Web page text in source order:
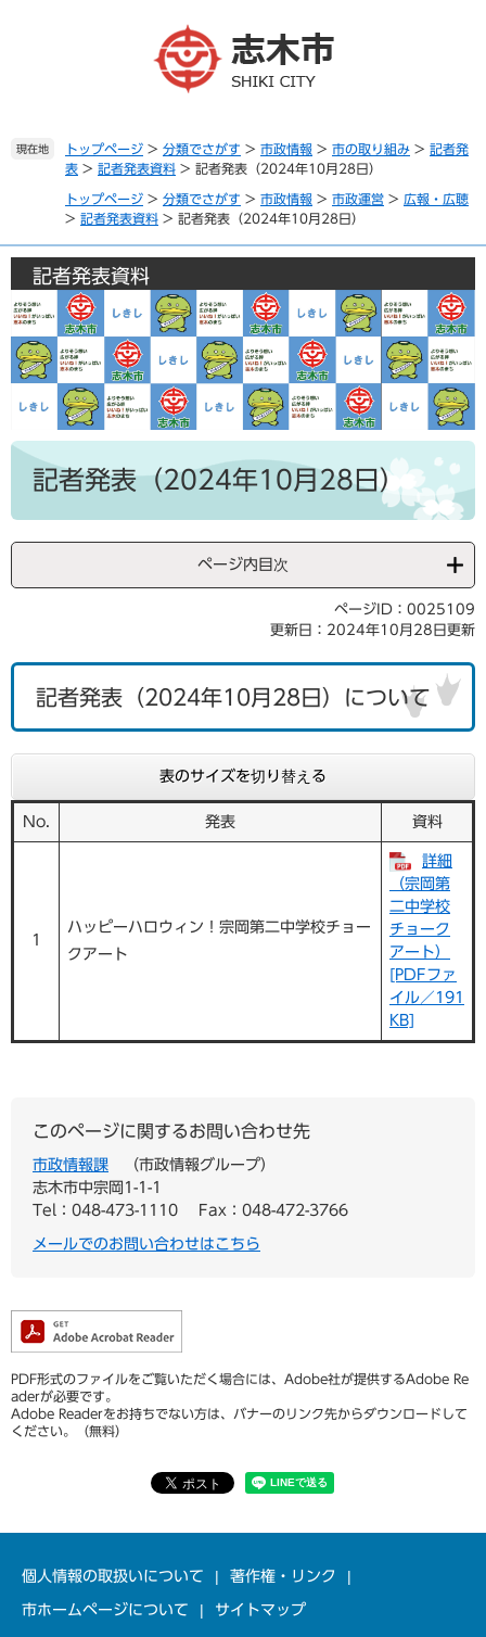
へ
現在地 トップページ > 分類でさがす > 市政情報 > 市の取り組み > 記者発
表 > 記者発表資料 > 記者発表（2024年10月28日）
トップページ > 分類でさがす > 市政情報 > 市政運営 > 広報・広聴
> 記者発表資料 > 記者発表（2024年10月28日）
記者発表資料
本
記者発表（2024年10月28日）
ページ内目次
ページID：0025109
更新日：2024年10月28日更新
記者発表（2024年10月28日）について
表のサイズを切り替える
No. 発表 資料
1
ハッピーハロウィン！宗岡第二中学校チョー
クアート
詳細
（宗岡第
二中学校
チョーク
アート）
[PDFファ
イル／191
KB]
このページに関するお問い合わせ先
市政情報課
市政情報グループ
志木市中宗岡1-1-1
Tel：048-473-1110
Fax：048-472-3766
メールでのお問い合わせはこちら
PDF形式のファイルをご覧いただく場合には、Adobe社が提供するAdobe Re
aderが必要です。
Adobe Readerをお持ちでない方は、バナーのリンク先からダウンロードして
ください。（無料）
個人情報の取扱いについて 著作権・リンク
市ホームページについて サイトマップ